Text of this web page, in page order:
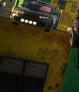
Recenze
Soutěže
Databáze